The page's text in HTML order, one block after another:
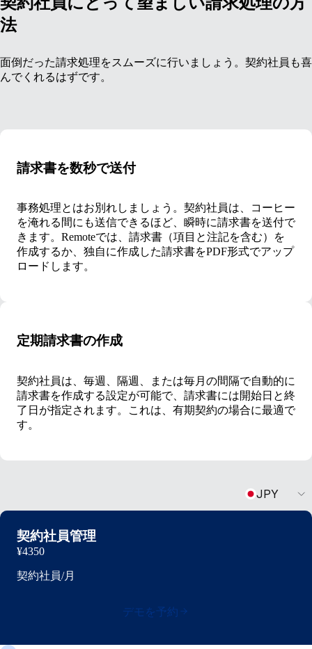
法
面倒だった請求処理をスムーズに行いましょう。契約社員も喜
んでくれるはずです。
請求書を数秒で送付
事務処理とはお別れしましょう。契約社員は、コーヒー
を淹れる間にも送信できるほど、瞬時に請求書を送付で
きます。Remoteでは、請求書（項目と注記を含む）を
作成するか、独自に作成した請求書をPDF形式でアップ
ロードします。
定期請求書の作成
契約社員は、毎週、隔週、または毎月の間隔で自動的に
請求書を作成する設定が可能で、請求書には開始日と終
了日が指定されます。これは、有期契約の場合に最適で
す。
JPY
契約社員管理
¥4350
契約社員/月
デモを予約